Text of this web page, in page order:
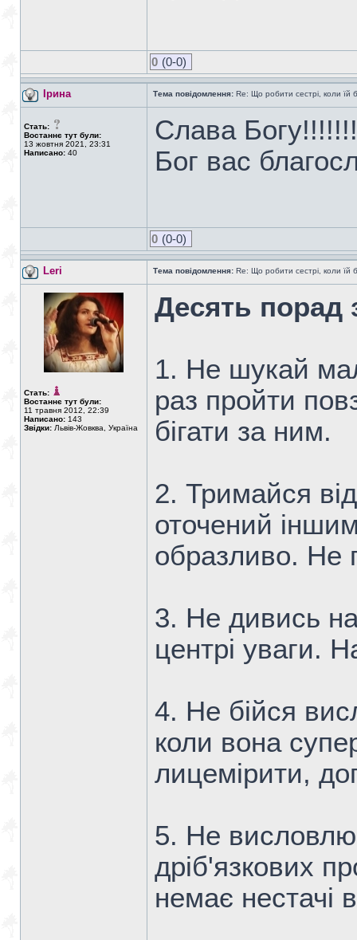
0 (0-0)
Ірина Тема повідомлення: Re: Що робити сестрі, коли їй
Стать:
Востаннє тут були:
13 жовтня 2021, 23:31
Написано: 40
Слава
Бог вас
0 (0-0)
Leri Тема повідомлення: Re: Що робити сестрі, коли їй
Стать:
Востаннє тут були:
11 травня 2012, 22:39
Написано: 143
Звідки: Львів-Жовква, Україна
Десять порад
1. Не шукай
раз пройти
бігати за ним.
2. Тримайся
оточений
образливо. Не
3. Не дивись
центрі уваги.
4. Не бійся
коли вона
лицемірити,
5. Не
дріб'язкових
немає нестачі